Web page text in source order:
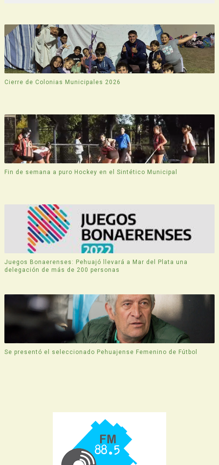
Cierre de Colonias Municipales 2026
Fin de semana a puro Hockey en el Sintético Municipal
Juegos Bonaerenses: Pehuajó llevará a Mar del Plata una
delegación de más de 200 personas
Se presentó el seleccionado Pehuajense Femenino de Fútbol